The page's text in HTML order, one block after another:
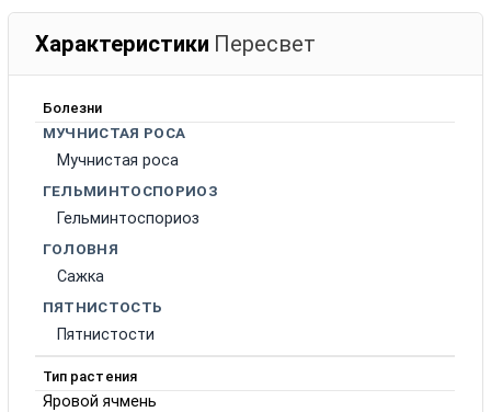
Характеристики Пересвет
Болезни
МУЧНИСТАЯ РОСА
Мучнистая роса
ГЕЛЬМИНТОСПОРИОЗ
Гельминтоспориоз
ГОЛОВНЯ
Сажка
ПЯТНИСТОСТЬ
Пятнистости
Тип растения
Яровой ячмень